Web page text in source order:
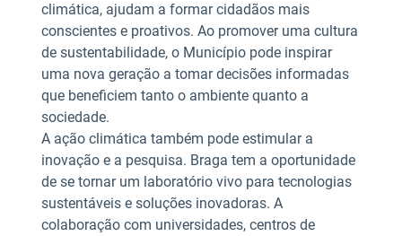
climática, ajudam a formar cidadãos mais
conscientes e proativos. Ao promover uma cultura
de sustentabilidade, o Município pode inspirar
uma nova geração a tomar decisões informadas
que beneficiem tanto o ambiente quanto a
sociedade.
A ação climática também pode estimular a
inovação e a pesquisa. Braga tem a oportunidade
de se tornar um laboratório vivo para tecnologias
sustentáveis e soluções inovadoras. A
colaboração com universidades, centros de